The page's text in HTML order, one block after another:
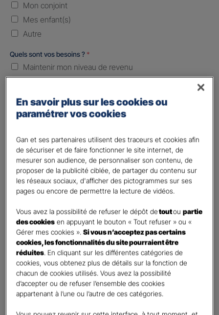
Mon conjoint
Mes enfant(s)
Autre
Quels sont vos besoins ? *
Maintenir mon niveau de revenu
Transmettre mon patrimoine
Percevoir un complément de revenu
Autre besoin
Plusieurs choix possibles
Vos informations :
Etes-vous déjà client Gan assurances ?*
Non
Civilité*
Madame
Monsieur
Contact*
En savoir plus sur les cookies ou
paramétrer vos cookies
Gan et ses partenaires utilisent des traceurs et cookies afin
de sécuriser et de faire fonctionner le site internet, de
mesurer son audience, de personnaliser son contenu, de
proposer de la publicité ciblée, de partager du contenu sur
les réseaux sociaux, d'afficher des pictogrammes sur ses
pages ou encore de permettre la lecture de vidéos.
Vous avez la possibilité de refuser le dépôt detoutoupartie
des cookies en appuyant le bouton « Tout refuser » ou «
Gérer mes cookies ».Si vous n’acceptez pas certains
cookies, les fonctionnalités du site pourraient être
réduites. En cliquant sur les différentes catégories de
cookies, vous obtenez plus de détails sur la fonction de
chacun de cookies utilisés. Vous avez la possibilité
d’accepter ou de refuser l’ensemble des cookies
appartenant à l’une ou l’autre de ces catégories.